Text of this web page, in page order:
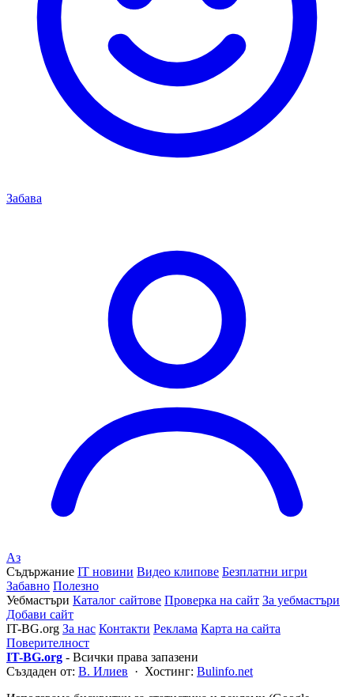
Забава
Аз
Съдържание IT новини Видео клипове Безплатни игри
Забавно Полезно
Уебмастъри Каталог сайтове Проверка на сайт За уебмастъри
Добави сайт
IT-BG.org За нас Контакти Реклама Карта на сайта
Поверителност
IT-BG.org - Всички права запазени
Създаден от: В. Илиев · Хостинг: Bulinfo.net